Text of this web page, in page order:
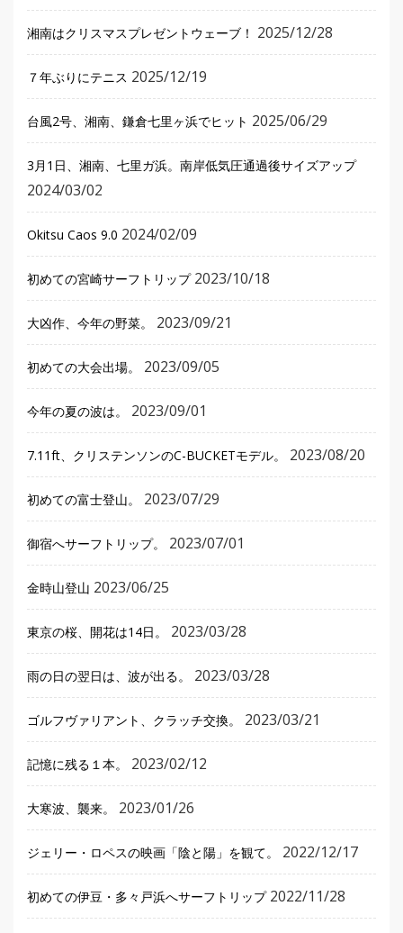
湘南はクリスマスプレゼントウェーブ！ 2025/12/28
７年ぶりにテニス 2025/12/19
台風2号、湘南、鎌倉七里ヶ浜でヒット 2025/06/29
3月1日、湘南、七里ガ浜。南岸低気圧通過後サイズアップ
2024/03/02
Okitsu Caos 9.0 2024/02/09
初めての宮崎サーフトリップ 2023/10/18
大凶作、今年の野菜。 2023/09/21
初めての大会出場。 2023/09/05
今年の夏の波は。 2023/09/01
7.11ft、クリステンソンのC-BUCKETモデル。 2023/08/20
初めての富士登山。 2023/07/29
御宿へサーフトリップ。 2023/07/01
金時山登山 2023/06/25
東京の桜、開花は14日。 2023/03/28
雨の日の翌日は、波が出る。 2023/03/28
ゴルフヴァリアント、クラッチ交換。 2023/03/21
記憶に残る１本。 2023/02/12
大寒波、襲来。 2023/01/26
ジェリー・ロペスの映画「陰と陽」を観て。 2022/12/17
初めての伊豆・多々戸浜へサーフトリップ 2022/11/28